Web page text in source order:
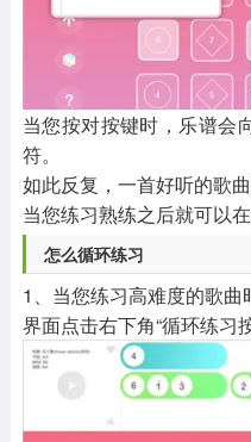
当您按对按键时，乐谱会
符。
如此反复，一首好听的歌
当您练习熟练之后就可以
怎么循环练习
1、当您练习高难度的歌
界面点击右下角“循环练习